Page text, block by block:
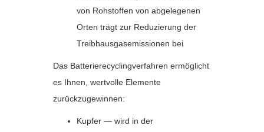
von Rohstoffen von abgelegenen
Orten trägt zur Reduzierung der
Treibhausgasemissionen bei
Das Batterierecyclingverfahren ermöglicht
es Ihnen, wertvolle Elemente
zurückzugewinnen:
Kupfer — wird in der